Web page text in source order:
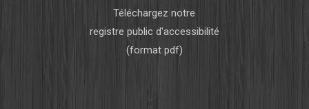
Téléchargez notre
registre public d'accessibilité
(format pdf)